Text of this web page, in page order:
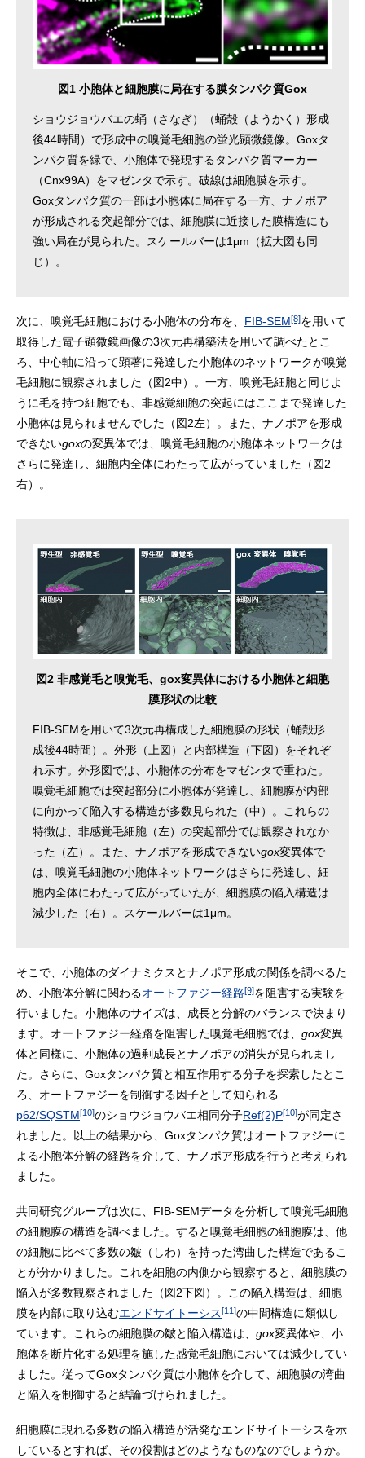
図1 小胞体と細胞膜に局在する膜タンパク質Gox
ショウジョウバエの蛹（さなぎ）（蛹殻（ようかく）形成
後44時間）で形成中の嗅覚毛細胞の蛍光顕微鏡像。Goxタ
ンパク質を緑で、小胞体で発現するタンパク質マーカー
（Cnx99A）をマゼンタで示す。破線は細胞膜を示す。
Goxタンパク質の一部は小胞体に局在する一方、ナノポア
が形成される突起部分では、細胞膜に近接した膜構造にも
強い局在が見られた。スケールバーは1μm（拡大図も同
じ）。
次に、嗅覚毛細胞における小胞体の分布を、 FIB-SEM[8]を用いて
取得した電子顕微鏡画像の3次元再構築法を用いて調べたとこ
ろ、中心軸に沿って顕著に発達した小胞体のネットワークが嗅覚
毛細胞に観察されました（図2中）。一方、嗅覚毛細胞と同じよ
うに毛を持つ細胞でも、非感覚細胞の突起にはここまで発達した
小胞体は見られませんでした（図2左）。また、ナノポアを形成
できないgoxの変異体では、嗅覚毛細胞の小胞体ネットワークは
さらに発達し、細胞内全体にわたって広がっていました（図2
右）。
図2 非感覚毛と嗅覚毛、gox変異体における小胞体と細胞
膜形状の比較
FIB-SEMを用いて3次元再構成した細胞膜の形状（蛹殻形
成後44時間）。外形（上図）と内部構造（下図）をそれぞ
れ示す。外形図では、小胞体の分布をマゼンタで重ねた。
嗅覚毛細胞では突起部分に小胞体が発達し、細胞膜が内部
に向かって陥入する構造が多数見られた（中）。これらの
特徴は、非感覚毛細胞（左）の突起部分では観察されなか
った（左）。また、ナノポアを形成できないgox変異体で
は、嗅覚毛細胞の小胞体ネットワークはさらに発達し、細
胞内全体にわたって広がっていたが、細胞膜の陥入構造は
減少した（右）。スケールバーは1μm。
そこで、小胞体のダイナミクスとナノポア形成の関係を調べるた
め、小胞体分解に関わるオートファジー経路[9]を阻害する実験を
行いました。小胞体のサイズは、成長と分解のバランスで決まり
ます。オートファジー経路を阻害した嗅覚毛細胞では、 gox変異
体と同様に、小胞体の過剰成長とナノポアの消失が見られまし
た。さらに、Goxタンパク質と相互作用する分子を探索したとこ
ろ、オートファジーを制御する因子として知られる
p62/SQSTM[10]のショウジョウバエ相同分子Ref(2)P[10]が同定さ
れました。以上の結果から、Goxタンパク質はオートファジーに
よる小胞体分解の経路を介して、ナノポア形成を行うと考えられ
ました。
共同研究グループは次に、FIB-SEMデータを分析して嗅覚毛細胞
の細胞膜の構造を調べました。すると嗅覚毛細胞の細胞膜は、他
の細胞に比べて多数の皺（しわ）を持った湾曲した構造であるこ
とが分かりました。これを細胞の内側から観察すると、細胞膜の
陥入が多数観察されました（図2下図）。この陥入構造は、細胞
膜を内部に取り込むエンドサイトーシス[11]の中間構造に類似し
ています。これらの細胞膜の皺と陥入構造は、 gox変異体や、小
胞体を断片化する処理を施した感覚毛細胞においては減少してい
ました。従ってGoxタンパク質は小胞体を介して、細胞膜の湾曲
と陥入を制御すると結論づけられました。
細胞膜に現れる多数の陥入構造が活発なエンドサイトーシスを示
しているとすれば、その役割はどのようなものなのでしょうか。